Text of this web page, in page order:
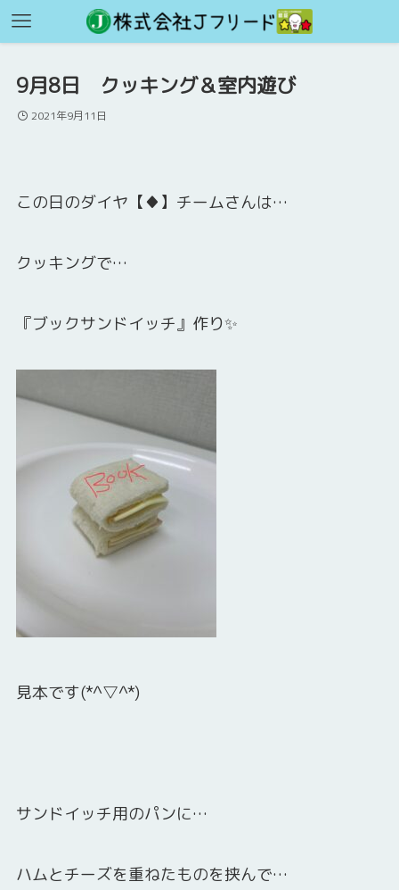
9月8日 クッキング＆室内遊び
2021年9月11日
この日のダイヤ【♦】チームさんは…
クッキングで…
『ブックサンドイッチ』作り✨
見本です(*^▽^*)
サンドイッチ用のパンに…
ハムとチーズを重ねたものを挟んで…